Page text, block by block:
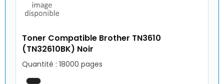
Toner Compatible Brother TN3610
(TN32610BK) Noir
Quantité : 18000 pages